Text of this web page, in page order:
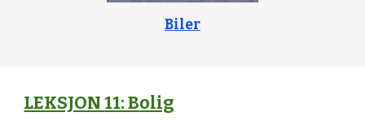
Biler
LEKSJON11: Bolig